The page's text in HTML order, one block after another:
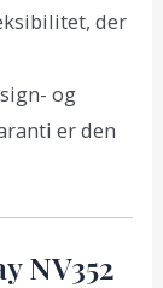
der
og
er den
NV352